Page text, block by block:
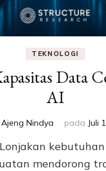
TEKNOLOGI
Data
AI
Ajeng Nindya pada Juli
mendorong